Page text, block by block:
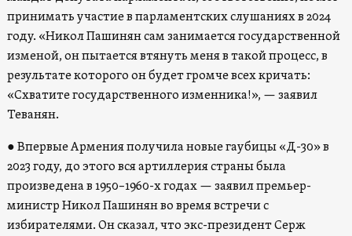
принимать участие в парламентских слушаниях в 2024
году. «Никол Пашинян сам занимается государственной
изменой, он пытается втянуть меня в такой процесс, в
результате которого он будет громче всех кричать:
«Схватите государственного изменника!», — заявил
Теванян.
● Впервые Армения получила новые гаубицы «Д-30» в
2023 году, до этого вся артиллерия страны была
произведена в 1950–1960-х годах — заявил премьер-
министр Никол Пашинян во время встречи с
избирателями. Он сказал, что экс-президент Серж